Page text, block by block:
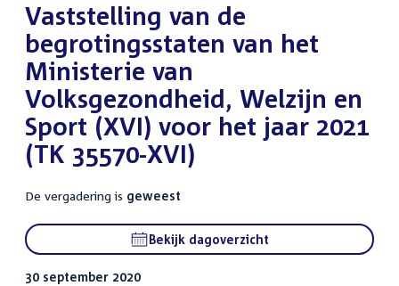
:Vaststelling van de
begrotingsstaten van het
Ministerie van
Volksgezondheid, Welzijn en
Sport (XVI) voor het jaar 2021
(TK 35570-XVI)
De vergadering is geweest
Bekijk dagoverzicht
30 september 2020